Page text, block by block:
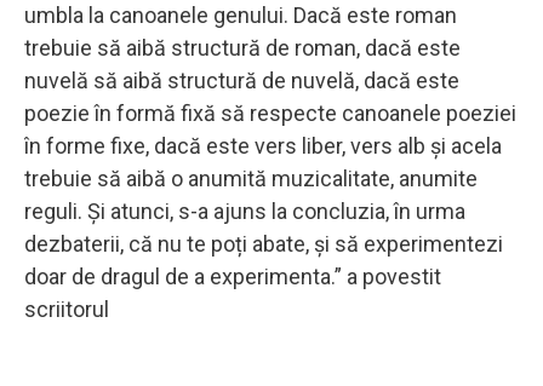
umbla la canoanele genului. Dacă este roman
trebuie să aibă structură de roman, dacă este
nuvelă să aibă structură de nuvelă, dacă este
poezie în formă fixă să respecte canoanele poeziei
în forme fixe, dacă este vers liber, vers alb și acela
trebuie să aibă o anumită muzicalitate, anumite
reguli. Și atunci, s-a ajuns la concluzia, în urma
dezbaterii, că nu te poți abate, și să experimentezi
doar de dragul de a experimenta.” a povestit
scriitorul